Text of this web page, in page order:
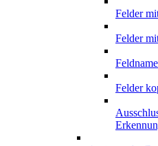
Felder
Felder
Felder